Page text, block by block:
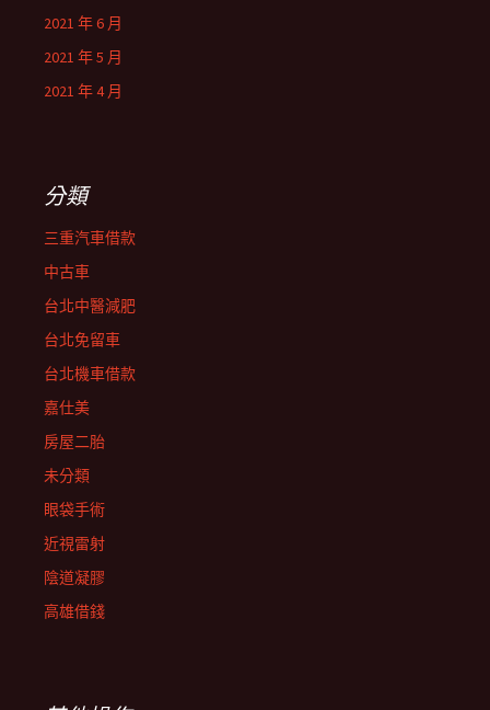
2021 年 6 月
2021 年 5 月
2021 年 4 月
分類
三重汽車借款
中古車
台北中醫減肥
台北免留車
台北機車借款
嘉仕美
房屋二胎
未分類
眼袋手術
近視雷射
陰道凝膠
高雄借錢